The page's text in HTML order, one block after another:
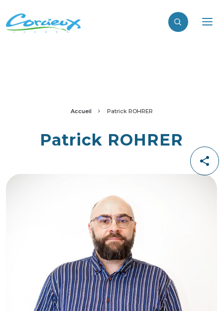
Accueil Patrick ROHRER
Patrick ROHRER